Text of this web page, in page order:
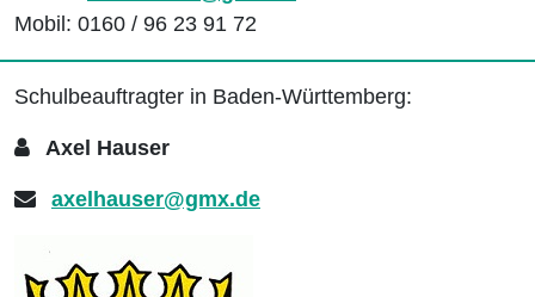
Mobil: 0160 / 96 23 91 72
Schulbeauftragter in Baden-Württemberg:
Axel Hauser
axelhauser@gmx.de